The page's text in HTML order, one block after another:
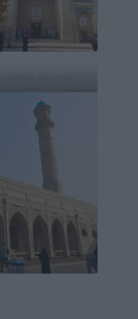
Imam-Komplex